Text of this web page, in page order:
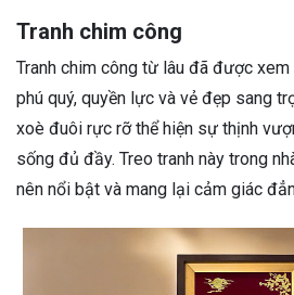
Tranh chim công
Tranh chim công từ lâu đã được
phú quý, quyền lực và vẻ đẹp sang
xoè đuôi rực rỡ thể hiện sự thịnh
sống đủ đầy. Treo tranh này trong
nên nổi bật và mang lại cảm giác